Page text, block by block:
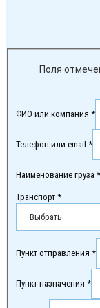
Поля
ФИО или компания *
Телефон или email *
Наименование груза *
Транспорт *
Пункт отправления *
Пункт назначения *